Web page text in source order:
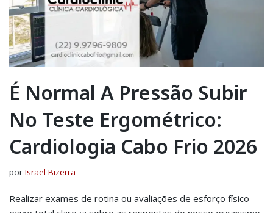
É Normal A Pressão Subir
No Teste Ergométrico:
Cardiologia Cabo Frio 2026
por Israel Bizerra
Realizar exames de rotina ou avaliações de esforço físico